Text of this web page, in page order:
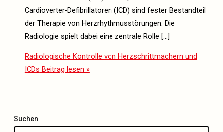
Cardioverter-Defibrillatoren (ICD) sind fester Bestandteil
der Therapie von Herzrhythmusstörungen. Die
Radiologie spielt dabei eine zentrale Rolle […]
Radiologische Kontrolle von Herzschrittmachern und
ICDs Beitrag lesen »
Suchen